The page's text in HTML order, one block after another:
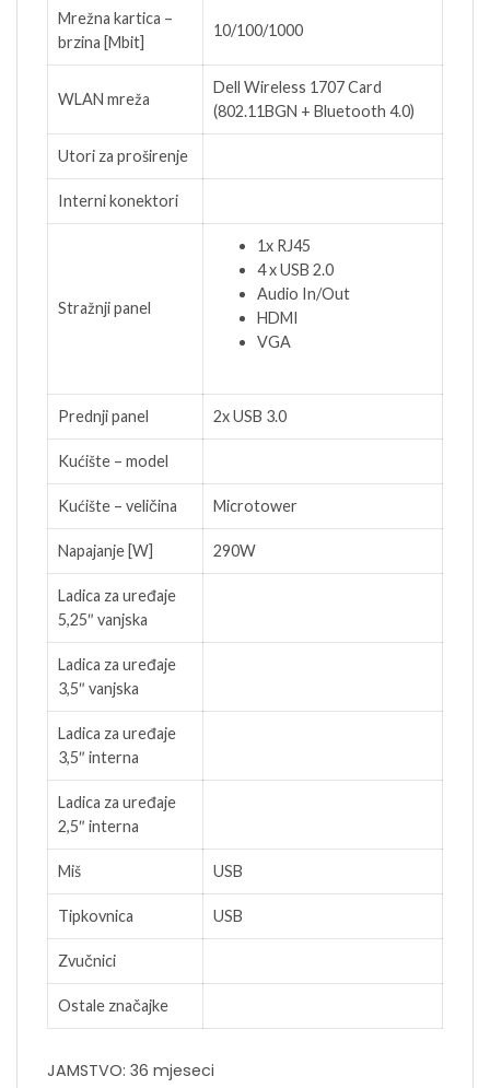
Mrežna kartica –
brzina [Mbit]
10/100/1000
WLAN mreža
Dell Wireless 1707 Card
(802.11BGN + Bluetooth 4.0)
Utori za proširenje
Interni konektori
Stražnji panel
1x RJ45
4 x USB 2.0
Audio In/Out
HDMI
VGA
Prednji panel 2x USB 3.0
Kućište – model
Kućište – veličina Microtower
Napajanje [W] 290W
Ladica za uređaje
5,25″ vanjska
Ladica za uređaje
3,5″ vanjska
Ladica za uređaje
3,5″ interna
Ladica za uređaje
2,5″ interna
Miš USB
Tipkovnica USB
Zvučnici
Ostale značajke
JAMSTVO: 36 mjeseci